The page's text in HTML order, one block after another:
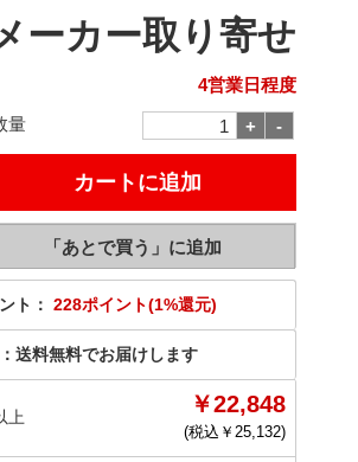
ーカー取り寄せ
4営業日程度
量
ト： 228ポイント(1%還元)
送料無料でお届けします
上 ￥22,848
(税込￥ 25,132)